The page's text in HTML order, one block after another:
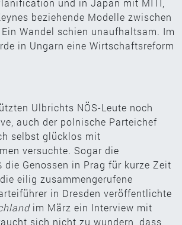
und in Japan mit MITI,
beziehende Modelle zwischen
Wandel schien unaufhaltsam. Im
in Ungarn eine Wirtschaftsreform
Ulbrichts NÖS-Leute noch
auch der polnische Parteichef
selbst glücklos mit
versuchte. Sogar die
die Genossen in Prag für kurze Zeit
eilig zusammengerufene
in Dresden veröffentlichte
im März ein Interview mit
sich nicht zu wundern, dass